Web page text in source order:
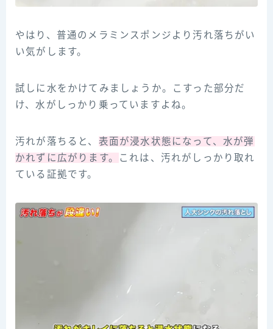
やはり、普通のメラミンスポンジより汚れ落ちがい
い気がします。
試しに水をかけてみましょうか。こすった部分だ
け、水がしっかり乗っていますよね。
汚れが落ちると、 表面が浸水状態になって、水が弾
かれずに広がります。
これは、汚れがしっかり取れ
ている証拠です。